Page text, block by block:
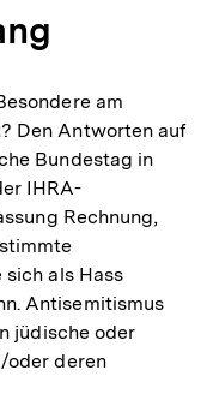
am
Den Antworten auf
Bundestag in
IHRA-
Rechnung,
sich als Hass
Antisemitismus
jüdische oder
oder deren